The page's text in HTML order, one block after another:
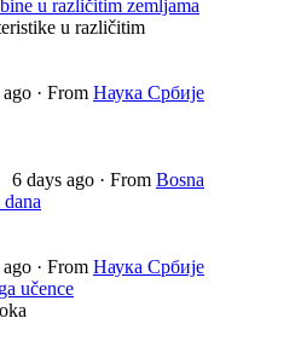
u različitim zemljama
u različitim
· From Наука Србије
6 days ago · From Bosna
· From Наука Србије
učence